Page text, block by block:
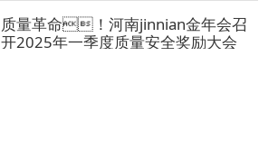
质量革命！河南jinnian金年会召
开2025年一季度质量安全奖励大会